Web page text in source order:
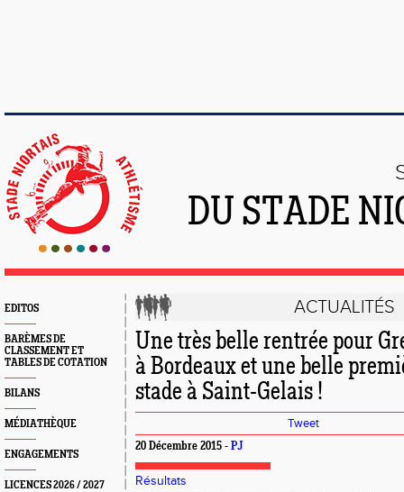
DU STADE
EDITOS
BARÈMES DE
CLASSEMENT ET
TABLES DE COTATION
BILANS
MÉDIATHÈQUE
ENGAGEMENTS
LICENCES 2026 / 2027
ACTUALITÉS
Une très belle rentrée pour
à Bordeaux et une belle
stade à Saint-Gelais !
Tweet
20 Décembre 2015 - PJ
Résultats